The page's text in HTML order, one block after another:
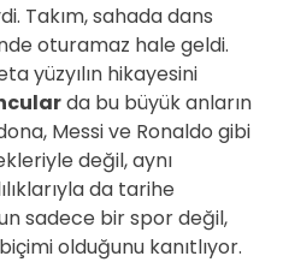
Takım, sahada dans
oturamaz hale geldi.
yüzyılın hikayesini
da bu büyük anların
Messi ve Ronaldo gibi
değil, aynı
da tarihe
sadece bir spor değil,
olduğunu kanıtlıyor.